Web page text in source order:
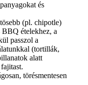
és
(pl. chipotle)
ételekhez, a
passzol a
(tortillák,
alatt
törésmentesen